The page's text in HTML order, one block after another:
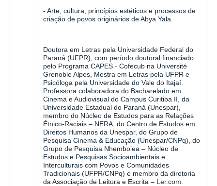
- Arte, cultura, princípios estéticos e processos de
criação de povos originários de Abya Yala.
Doutora em Letras pela Universidade Federal do
Paraná (UFPR), com período doutoral financiado
pelo Programa CAPES - Cofecub na Université
Grenoble Alpes, Mestra em Letras pela UFPR e
Psicóloga pela Universidade do Vale do Itajaí.
Professora colaboradora do Bacharelado em
Cinema e Audiovisual do Campus Curitiba II, da
Universidade Estadual do Paraná (Unespar),
membro do Núcleo de Estudos para as Relações
Étnico-Raciais – NERA, do Centro de Estudos em
Direitos Humanos da Unespar, do Grupo de
Pesquisa Cinema & Educação (Unespar/CNPq), do
Grupo de Pesquisa Nhembo’ea – Núcleo de
Estudos e Pesquisas Socioambientais e
Interculturais com Povos e Comunidades
Tradicionais (UFPR/CNPq) e membro da diretoria
da Associação de Leitura e Escrita – Ler.com.